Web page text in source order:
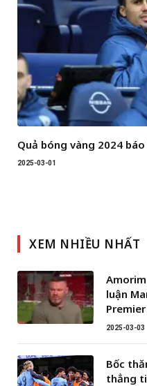
Quả bóng vàng 2024
2025-03-01
XEM NHIỀU NHẤT
luận
2025-03-03
Bốc
thẳng